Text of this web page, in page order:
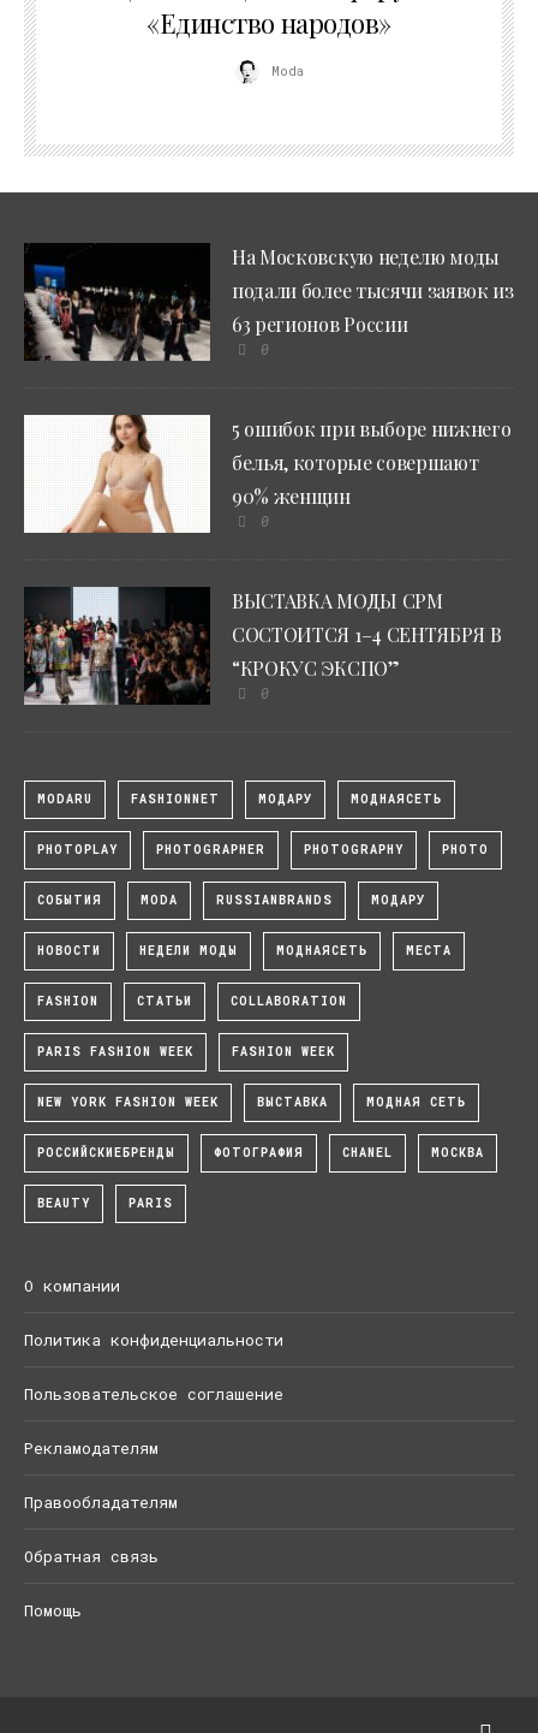
«Единство народов»
Moda
На Московскую неделю моды
подали более тысячи заявок из
63 регионов России
0
5 ошибок при выборе нижнего
белья, которые совершают
90% женщин
0
ВЫСТАВКА МОДЫ CPM
СОСТОИТСЯ 1–4 СЕНТЯБРЯ В
“КРОКУС ЭКСПО”
0
MODARU FASHIONNET МОДАРУ МОДНАЯСЕТЬ
PHOTOPLAY PHOTOGRAPHER PHOTOGRAPHY PHOTO
СОБЫТИЯ MODA RUSSIANBRANDS МОДАРУ
НОВОСТИ НЕДЕЛИ МОДЫ МОДНАЯСЕТЬ МЕСТА
FASHION СТАТЬИ COLLABORATION
PARIS FASHION WEEK FASHION WEEK
NEW YORK FASHION WEEK ВЫСТАВКА МОДНАЯ СЕТЬ
РОССИЙСКИЕБРЕНДЫ ФОТОГРАФИЯ CHANEL МОСКВА
BEAUTY PARIS
О компании
Политика конфиденциальности
Пользовательское соглашение
Рекламодателям
Правообладателям
Обратная связь
Помощь